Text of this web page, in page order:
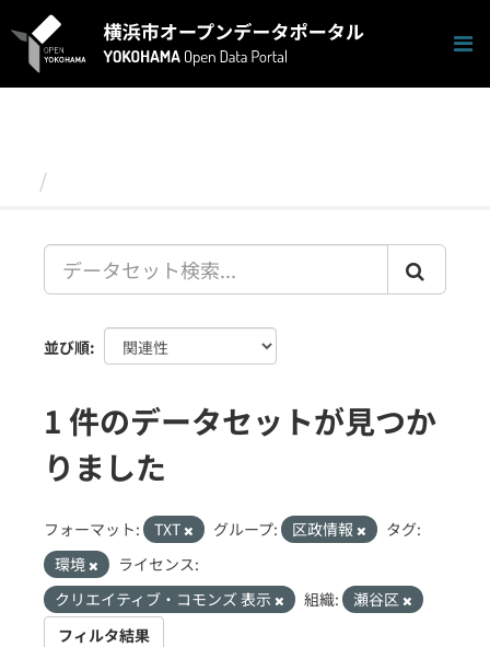
キ
並び順
1 件のデータセットが見つか
りました
フォーマット: TXT グループ: 区政情報
タグ:
環境
ライセンス:
クリエイティブ・コモンズ 表示
組織:
瀬谷区
フィルタ結果